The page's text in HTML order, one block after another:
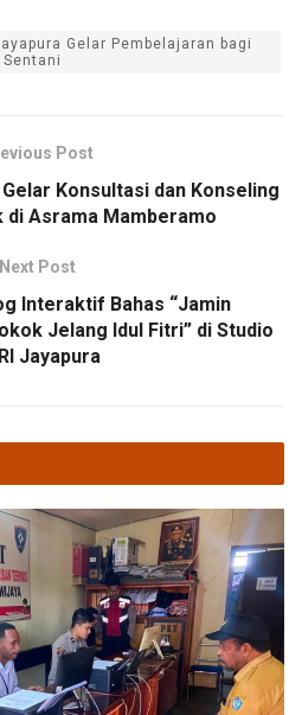
Gelar Pembelajaran bagi
Post
Konsultasi dan Konseling
di Asrama Mamberamo
Next Post
Interaktif Bahas “Jamin
Jelang Idul Fitri” di Studio
Jayapura